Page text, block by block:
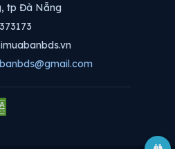
tp Đà Nẵng